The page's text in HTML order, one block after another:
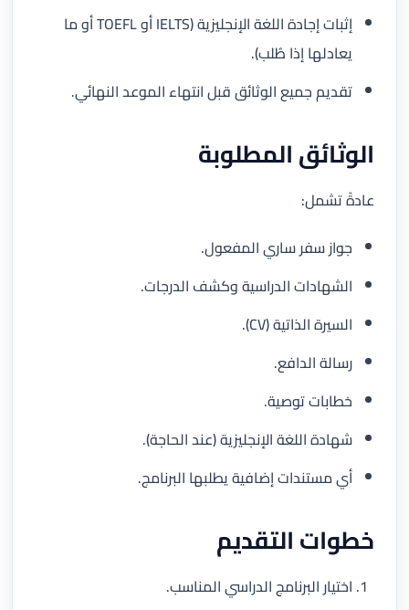
إثبات إجادة اللغة الإنجليزية (IELTS أو TOEFL أو ما
يعادلها إذا طُلب).
تقديم جميع الوثائق قبل انتهاء الموعد النهائي.
الوثائق المطلوبة
عادةً تشمل:
جواز سفر ساري المفعول.
الشهادات الدراسية وكشف الدرجات.
السيرة الذاتية (CV).
رسالة الدافع.
خطابات توصية.
شهادة اللغة الإنجليزية (عند الحاجة).
أي مستندات إضافية يطلبها البرنامج.
خطوات التقديم
اختيار البرنامج الدراسي المناسب.